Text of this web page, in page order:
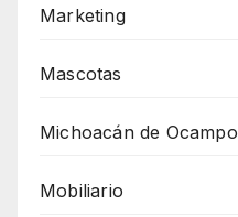
Marketing
Mascotas
Michoacán de Ocampo
Mobiliario